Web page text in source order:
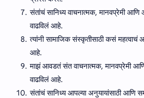
संतांचं सानिध्य वाचनात्मक, मानवप्रेमी आणि
वाढविलं आहे.
त्यांनी सामाजिक संस्कृतीसाठी कसं
आहे.
माझं आवडतं संत वाचनात्मक, मानवप्रेमी
वाढविलं आहे.
संतांचं सानिध्य आपल्या अनुयायांसाठी आणि